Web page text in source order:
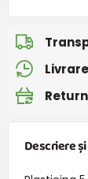
Descriere